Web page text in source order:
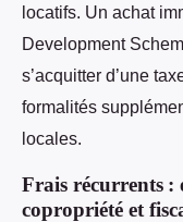
locatifs. Un achat
Development
s’acquitter d’une
formalités
locales.
Frais récurrents :
copropriété et